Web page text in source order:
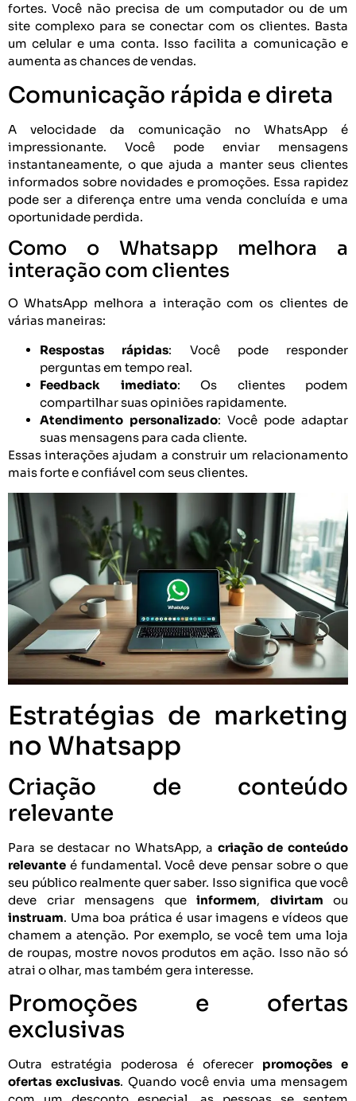
fortes. Você não precisa de um computador ou de um
site complexo para se conectar com os clientes. Basta
um celular e uma conta. Isso facilita a comunicação e
aumenta as chances de vendas.
Comunicação rápida e direta
A velocidade da comunicação no WhatsApp é
impressionante. Você pode enviar mensagens
instantaneamente, o que ajuda a manter seus clientes
informados sobre novidades e promoções. Essa rapidez
pode ser a diferença entre uma venda concluída e uma
oportunidade perdida.
Como o Whatsapp melhora a
interação com clientes
O WhatsApp melhora a interação com os clientes de
várias maneiras:
Respostas rápidas: Você pode responder
perguntas em tempo real.
Feedback imediato: Os clientes podem
compartilhar suas opiniões rapidamente.
Atendimento personalizado: Você pode adaptar
suas mensagens para cada cliente.
Essas interações ajudam a construir um relacionamento
mais forte e confiável com seus clientes.
Estratégias de marketing
no Whatsapp
Criação de conteúdo
relevante
Para se destacar no WhatsApp, a criação de conteúdo
relevante é fundamental. Você deve pensar sobre o que
seu público realmente quer saber. Isso significa que você
deve criar mensagens que informem, divirtam ou
instruam. Uma boa prática é usar imagens e vídeos que
chamem a atenção. Por exemplo, se você tem uma loja
de roupas, mostre novos produtos em ação. Isso não só
atrai o olhar, mas também gera interesse.
Promoções e ofertas
exclusivas
Outra estratégia poderosa é oferecer promoções e
ofertas exclusivas. Quando você envia uma mensagem